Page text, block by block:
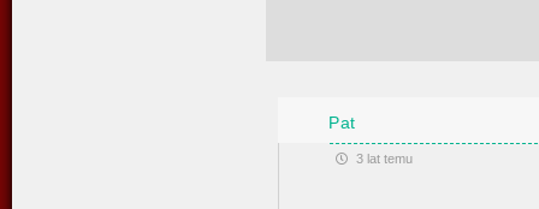
Pat
3 lat temu